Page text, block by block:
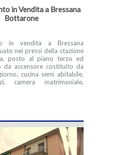
in Vendita a Bressana
Bottarone
in vendita a Bressana
nei pressi della stazione
posto al piano terzo ed
da ascensore costituito da
cucina semi abitabile,
camera matrimoniale,